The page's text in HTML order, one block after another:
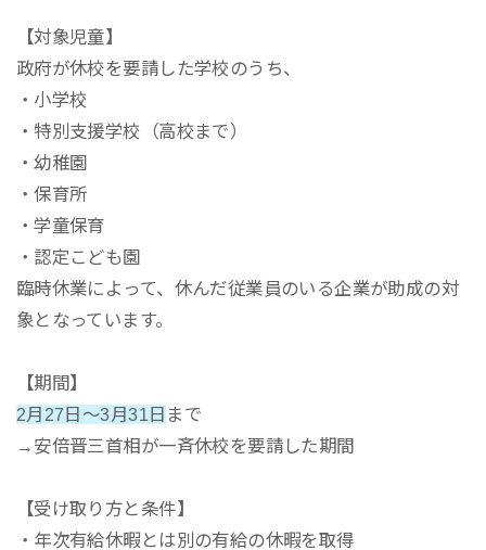
【対象児童】
政府が休校を要請した学校のうち、
・小学校
・特別支援学校（高校まで）
・幼稚園
・保育所
・学童保育
・認定こども園
臨時休業によって、休んだ従業員のいる企業が助成の対
象となっています。
【期間】
2月27日～3月31日 まで
→安倍晋三首相が一斉休校を要請した期間
【受け取り方と条件】
・年次有給休暇とは別の有給の休暇を取得